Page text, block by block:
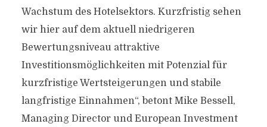
Wachstum des Hotelsektors. Kurzfristig sehen
wir hier auf dem aktuell niedrigeren
Bewertungsniveau attraktive
Investitionsmöglichkeiten mit Potenzial für
kurzfristige Wertsteigerungen und stabile
langfristige Einnahmen“, betont Mike Bessell,
Managing Director und European Investment